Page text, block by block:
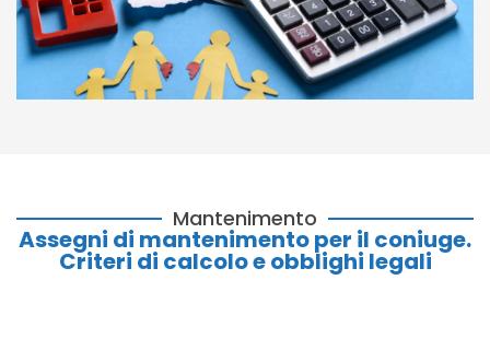
Mantenimento
Assegni di mantenimento per il coniuge.
Criteri di calcolo e obblighi legali